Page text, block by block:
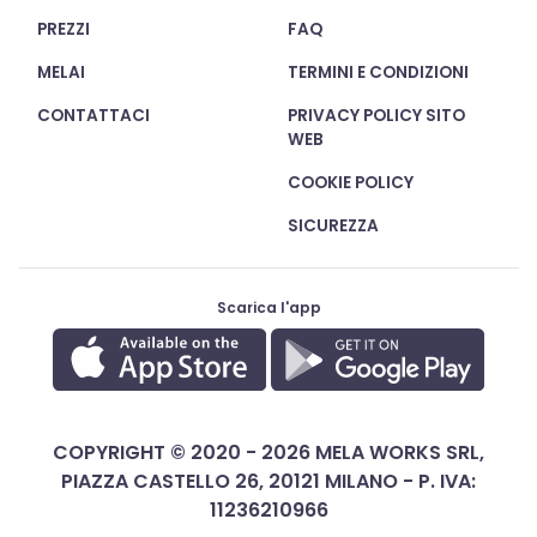
PREZZI
MELAI
CONTATTACI
FAQ
TERMINI E CONDIZIONI
PRIVACY POLICY SITO
WEB
COOKIE POLICY
SICUREZZA
Scarica l'app
COPYRIGHT © 2020 - 2026 MELA WORKS SRL,
PIAZZA CASTELLO 26, 20121 MILANO - P. IVA:
11236210966